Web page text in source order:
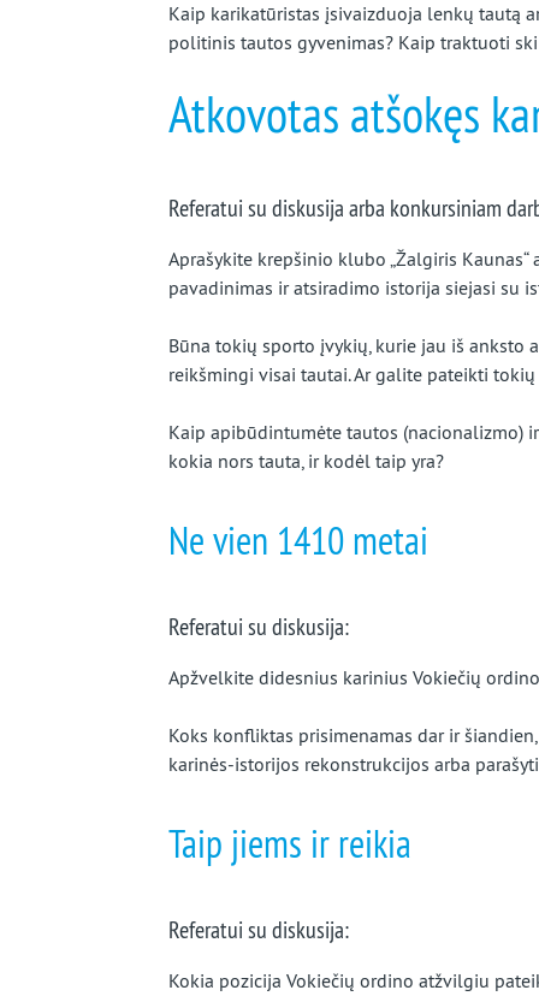
Kaip karikatūristas įsivaizduoja lenkų tautą
politinis tautos gyvenimas? Kaip traktuoti
Atkovotas atšokęs
Referatui su diskusija arba konkursiniam
Aprašykite krepšinio klubo „Žalgiris
pavadinimas ir atsiradimo istorija siejasi su
Būna tokių sporto įvykių, kurie jau iš anksto
reikšmingi visai tautai. Ar galite pateikti tokių
Kaip apibūdintumėte tautos (nacionalizmo)
kokia nors tauta, ir kodėl taip yra?
Ne vien 1410 metai
Referatui su diskusija:
Apžvelkite didesnius karinius Vokiečių
Koks konfliktas prisimenamas dar ir
karinės-istorijos rekonstrukcijos arba
Taip jiems ir reikia
Referatui su diskusija:
Kokia pozicija Vokiečių ordino atžvilgiu